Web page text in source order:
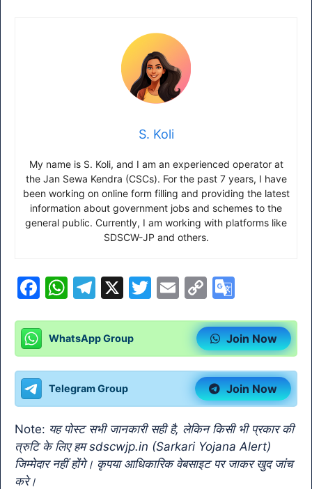
S. Koli
My name is S. Koli, and I am an experienced operator at
the Jan Sewa Kendra (CSCs). For the past 7 years, I have
been working on online form filling and providing the latest
information about government jobs and schemes to the
general public. Currently, I am working with platforms like
SDSCW-JP and others.
F
c
e
b
o
o
k
W
at
s
A
p
p
T
e
gr
a
m
X
T
er
E
ai
l
C
p
y
Li
n
k
o
gl
e
Tr
a
n
sl
WhatsApp Group Join Now
Telegram Group Join Now
Note: यह पोस्ट सभी जानकारी सही है, लेकिन किसी भी प्रकार की
त्रुटि के लिए हम sdscwjp.in (Sarkari Yojana Alert)
जिम्मेदार नहीं होंगे। कृपया आधिकारिक वेबसाइट पर जाकर खुद जांच
करे।